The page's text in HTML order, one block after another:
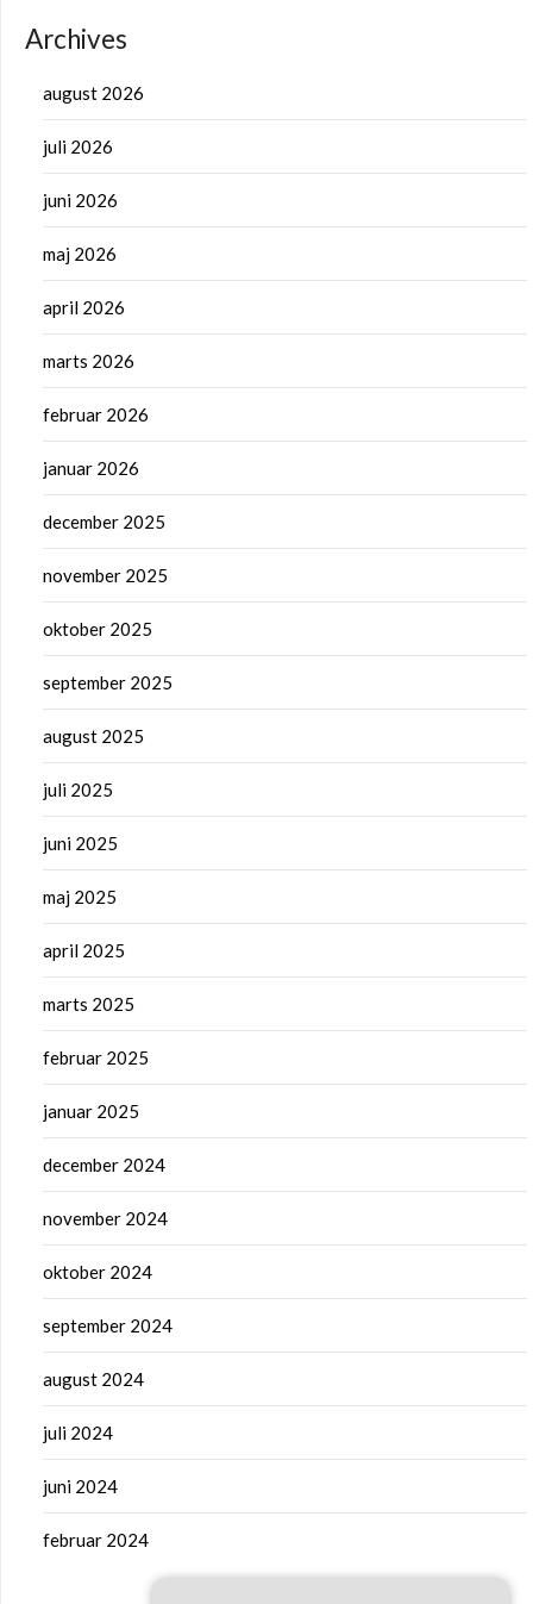
Archives
august 2026
juli 2026
juni 2026
maj 2026
april 2026
marts 2026
februar 2026
januar 2026
december 2025
november 2025
oktober 2025
september 2025
august 2025
juli 2025
juni 2025
maj 2025
april 2025
marts 2025
februar 2025
januar 2025
december 2024
november 2024
oktober 2024
september 2024
august 2024
juli 2024
juni 2024
februar 2024